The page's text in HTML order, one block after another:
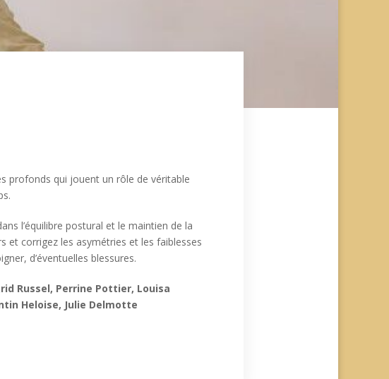
profonds qui jouent un rôle de véritable
l’équilibre postural et le maintien de la
et corrigez les asymétries et les faiblesses
d’éventuelles blessures.
Russel, Perrine Pottier, Louisa
Heloise, Julie Delmotte